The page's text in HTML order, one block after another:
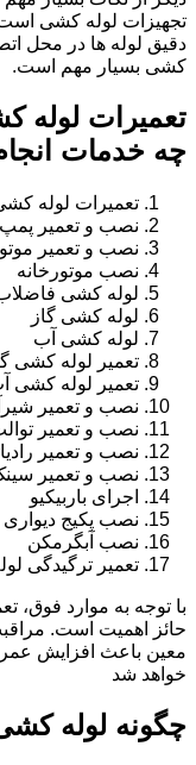
تجهیزات لوله کشی
دقیق لوله ها در محل
کشی بسیار مهم است.
تعمیرات لوله
چه خدمات
تعمیرات لوله
نصب و تعمیر
نصب و تعمیر
نصب موتورخانه
لوله کشی
لوله کشی گاز
لوله کشی آب
تعمیر لوله کشی
تعمیر لوله کشی
نصب و تعمیر
نصب و تعمیر
نصب و تعمیر
نصب و تعمیر
اجرای باربیکیو
نصب پکیج دیواری
نصب آبگرمکن
تعمیر ترگیدگی
با توجه به موارد فوق،
حائز اهمیت است.
معین باعث افزایش عمر
خواهد شد
چگونه لوله